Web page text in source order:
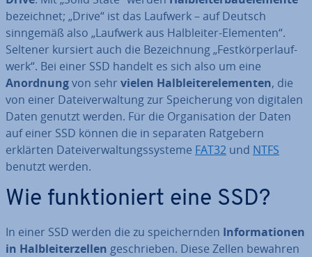
be­zeich­net; „Drive“ ist das Laufwerk – auf Deutsch
sinngemäß also „Laufwerk aus Halb­lei­ter-Elementen“.
Seltener kursiert auch die Be­zeich­nung „Fest­kör­per­lauf­
werk“. Bei einer SSD handelt es sich also um eine
Anordnungvon sehr vielen Halb­lei­ter­ele­men­ten, die
von einer Da­tei­ver­wal­tung zur Spei­che­rung von digitalen
Daten genutzt werden. Für die Or­ga­ni­sa­ti­on der Daten
auf einer SSD können die in separaten Ratgebern
erklärten Da­tei­ver­wal­tungs­sys­te­me FAT32 und NTFS
benutzt werden.
Wie funk­tio­niert eine SSD?
In einer SSD werden die zu spei­chern­den In­for­ma­tio­nen
in Halb­lei­ter­zel­len ge­schrie­ben. Diese Zellen bewahren